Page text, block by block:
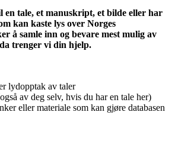
tale, et manuskript, et bilde eller har
kan kaste lys over Norges
å samle inn og bevare mest mulig av
trenger vi din hjelp.
lydopptak av taler
av deg selv, hvis du har en tale her)
eller materiale som kan gjøre databasen